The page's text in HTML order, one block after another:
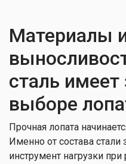
Материалы
сталь имеет
выборе
Прочная лопата
Именно от состава
инструмент нагрузки